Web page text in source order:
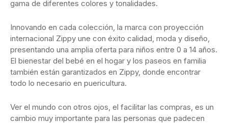
gama de diferentes colores y tonalidades.
Innovando en cada colección, la marca con proyección
internacional Zippy une con éxito calidad, moda y diseño,
presentando una amplia oferta para niños entre 0 a 14 años.
El bienestar del bebé en el hogar y los paseos en familia
también están garantizados en Zippy, donde encontrar
todo lo necesario en puericultura.
Ver el mundo con otros ojos, el facilitar las compras, es un
cambio muy importante para las personas que padecen